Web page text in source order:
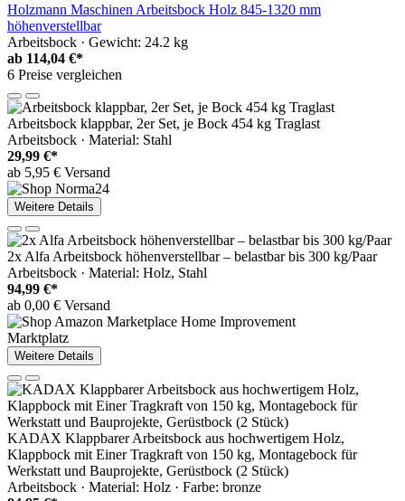
Holzmann Maschinen Arbeitsbock Holz 845-1320 mm
höhenverstellbar
Arbeitsbock · Gewicht: 24.2 kg
ab 114,04 €*
6 Preise vergleichen
Arbeitsbock klappbar, 2er Set, je Bock 454 kg Traglast
Arbeitsbock · Material: Stahl
29,99 €*
ab 5,95 € Versand
Weitere Details
2x Alfa Arbeitsbock höhenverstellbar – belastbar bis 300 kg/Paar
Arbeitsbock · Material: Holz, Stahl
94,99 €*
ab 0,00 € Versand
Marktplatz
Weitere Details
KADAX Klappbarer Arbeitsbock aus hochwertigem Holz,
Klappbock mit Einer Tragkraft von 150 kg, Montagebock für
Werkstatt und Bauprojekte, Gerüstbock (2 Stück)
Arbeitsbock · Material: Holz · Farbe: bronze